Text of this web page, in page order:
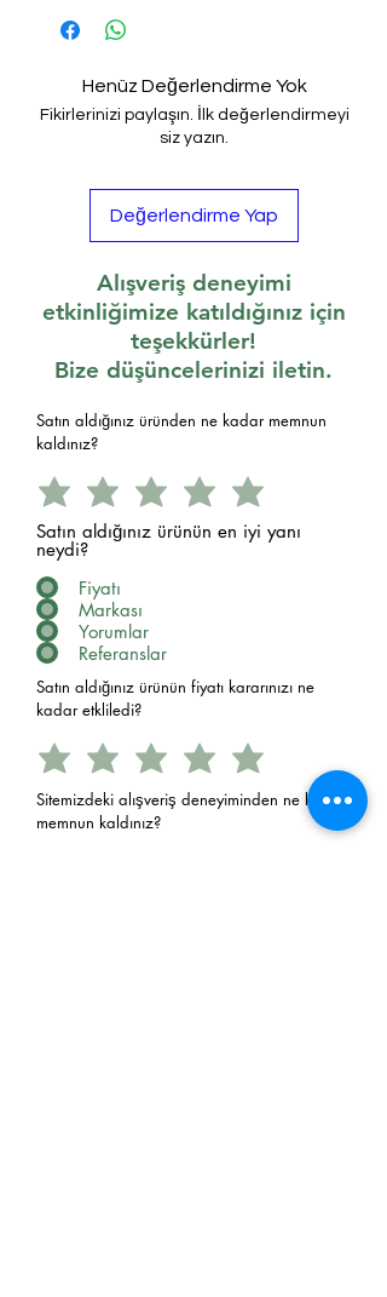
Henüz Değerlendirme Yok
Fikirlerinizi paylaşın. İlk değerlendirmeyi
siz yazın.
Değerlendirme Yap
Alışveriş deneyimi
etkinliğimize katıldığınız için
teşekkürler!
Bize düşüncelerinizi iletin.
Satın aldığınız üründen ne kadar memnun
kaldınız?
Satın aldığınız ürünün en iyi yanı
neydi?
Fiyatı
Markası
Yorumlar
Referanslar
Satın aldığınız ürünün fiyatı kararınızı ne
kadar etkliledi?
Sitemizdeki alışveriş deneyiminden ne kadar
memnun kaldınız?